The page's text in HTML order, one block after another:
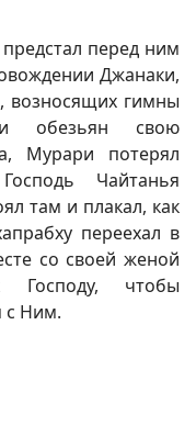
перед ним
Джанаки,
возносящих гимны
обезьян свою
Мурари потерял
Чайтанья
там и плакал, как
переехал в
со своей женой
чтобы
с Ним.